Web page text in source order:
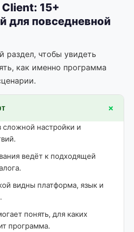
15+
для повседневной
чтобы увидеть
как именно программа
+
сложной настройки и
ведёт к подходящей
видны платформа, язык и
понять, для каких
программа.